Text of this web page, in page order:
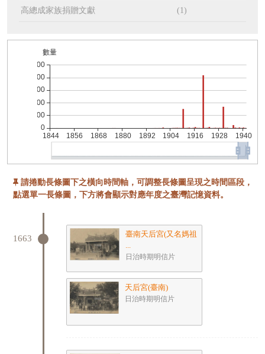
高總成家族捐贈文獻 (1)
請捲動長條圖下之橫向時間軸，可調整長條圖呈現之時間區段，
點選單一長條圖，下方將會顯示對應年度之臺灣記憶資料。
1663
臺南天后宮(又名媽祖
...
日治時期明信片
天后宮(臺南)
日治時期明信片